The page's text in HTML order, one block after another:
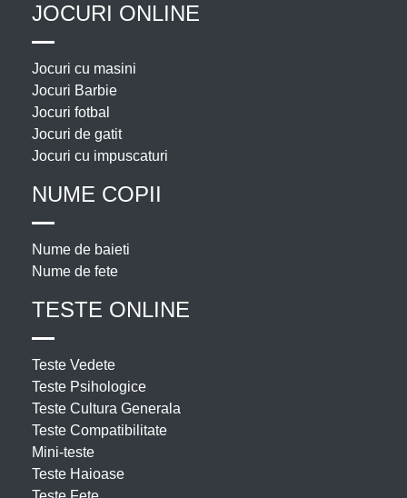
JOCURI ONLINE
Jocuri cu masini
Jocuri Barbie
Jocuri fotbal
Jocuri de gatit
Jocuri cu impuscaturi
NUME COPII
Nume de baieti
Nume de fete
TESTE ONLINE
Teste Vedete
Teste Psihologice
Teste Cultura Generala
Teste Compatibilitate
Mini-teste
Teste Haioase